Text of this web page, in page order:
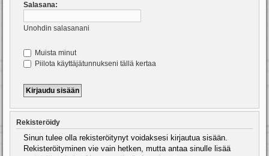
Salasana:
Unohdin salasanani
Muista minut
Piilota käyttäjätunnukseni tällä kertaa
Rekisteröidy
Sinun tulee olla rekisteröitynyt voidaksesi kirjautua sisään.
Rekisteröityminen vie vain hetken, mutta antaa sinulle lisää